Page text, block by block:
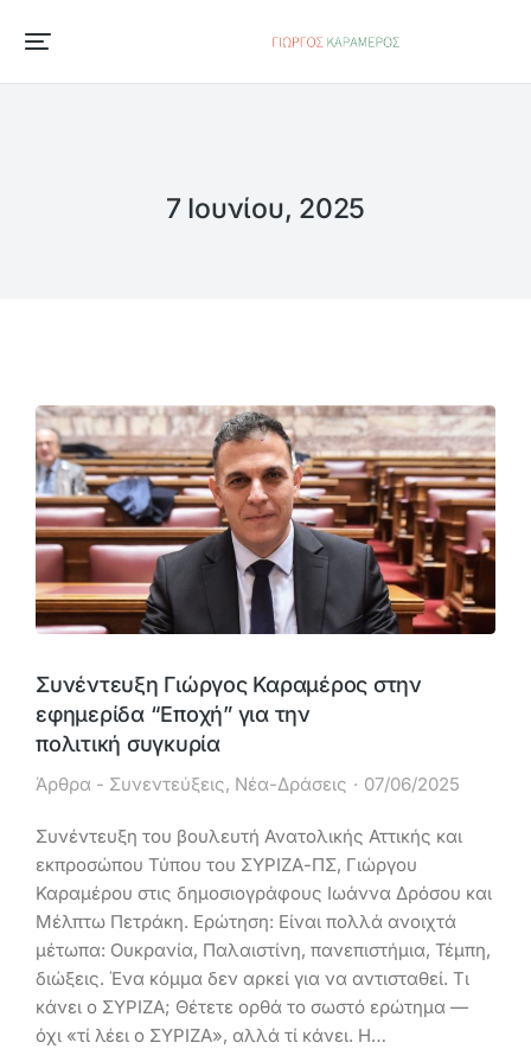
7 Ιουνίου, 2025
Συνέντευξη Γιώργος Καραμέρος στην
εφημερίδα “Εποχή” για την
πολιτική συγκυρία
Άρθρα - Συνεντεύξεις, Νέα-Δράσεις 07/06/2025
Συνέντευξη του βουλευτή Ανατολικής Αττικής και
εκπροσώπου Τύπου του ΣΥΡΙΖΑ-ΠΣ, Γιώργου
Καραμέρου στις δημοσιογράφους Ιωάννα Δρόσου και
Μέλπτω Πετράκη. Ερώτηση: Είναι πολλά ανοιχτά
μέτωπα: Ουκρανία, Παλαιστίνη, πανεπιστήμια, Τέμπη,
διώξεις. Ένα κόμμα δεν αρκεί για να αντισταθεί. Τι
κάνει ο ΣΥΡΙΖΑ; Θέτετε ορθά το σωστό ερώτημα —
όχι «τί λέει ο ΣΥΡΙΖΑ», αλλά τί κάνει. Η…